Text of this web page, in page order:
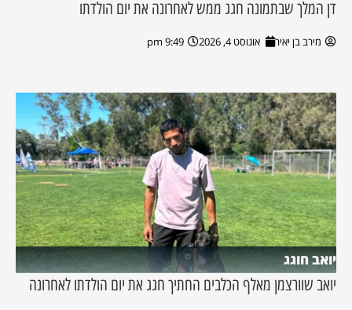
דן המלך שבתמונה חגג ממש לאחרונה את יום הולדתו
מירב בן יאיר אוגוסט 4, 2026 9:49 pm
יואב חוגג
יואב שוורצמן מאלף הכלבים החתיך חגג את יום הולדתו לאחרונה